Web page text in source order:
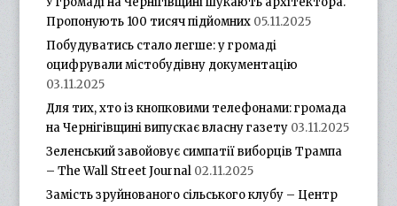
Пропонують 100 тисяч підйомних 05.11.2025
Побудуватись стало легше: у громаді
оцифрували містобудівну документацію
03.11.2025
Для тих, хто із кнопковими телефонами: громада
на Чернігівщині випускає власну газету 03.11.2025
Зеленський завойовує симпатії виборців Трампа
– The Wall Street Journal 02.11.2025
Замість зруйнованого сільського клубу – Центр